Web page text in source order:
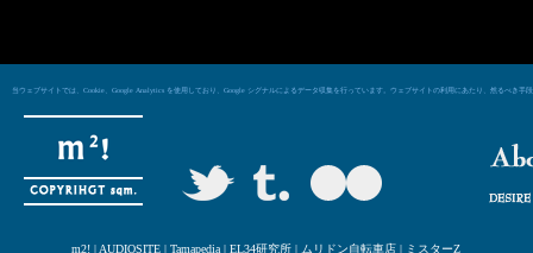
当ウェブサイトでは、Cookie、Google Analytics を使用しており、Google シグナルによるデータ収集を行っています。ウェブサイトの利用にあたり、然るべき
m2! | AUDIOSITE | Tamapedia | EL34研究所 | ムリドン自転車店 | ミスターZ